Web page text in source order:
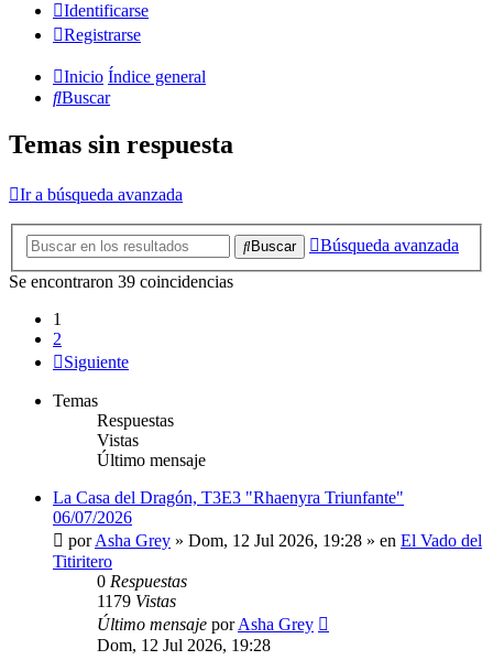
Identificarse
Registrarse
Inicio Índice general
Buscar
Temas sin respuesta
Ir a búsqueda avanzada
Buscar
Búsqueda avanzada
Se encontraron 39 coincidencias
1
2
Siguiente
Temas
Respuestas
Vistas
Último mensaje
La Casa del Dragón, T3E3 "Rhaenyra Triunfante"
06/07/2026
porAsha Grey » Dom, 12 Jul 2026, 19:28 » en El Vado del
Titiritero
0 Respuestas
1179 Vistas
Último mensaje porAsha Grey
Dom, 12 Jul 2026, 19:28